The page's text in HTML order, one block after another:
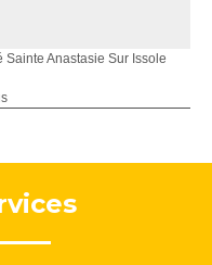
Anastasie Sur Issole